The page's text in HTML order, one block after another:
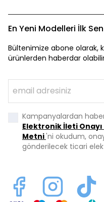
En Yeni Modelleri İlk
Bültenimize abone olarak,
ürünlerden haberdar
Kampanyalardan
Elektronik İleti Onayı
Metni'ni okudum,
gönderilecek ticari